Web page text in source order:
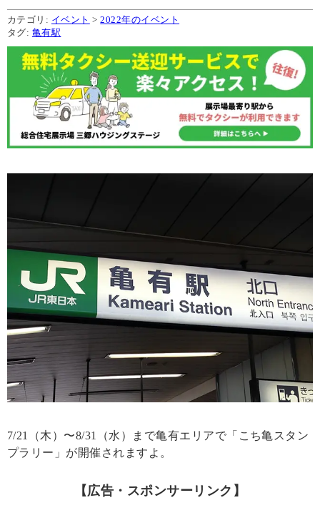
カテゴリ: イベント >2022年のイベント
タグ: 亀有駅
7/21（木）〜8/31（水）まで亀有エリアで「こち亀スタン
プラリー」が開催されますよ。
【広告・スポンサーリンク】